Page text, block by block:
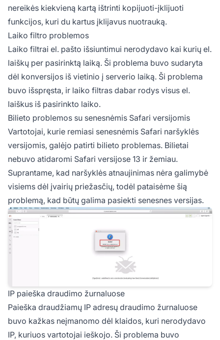
nereikės kiekvieną kartą ištrinti kopijuoti-įklijuoti
funkcijos, kuri du kartus įklijavus nuotrauką.
Laiko filtro problemos
Laiko filtrai el. pašto išsiuntimui nerodydavo kai kurių el.
laiškų per pasirinktą laiką. Ši problema buvo sudaryta
dėl konversijos iš vietinio į serverio laiką. Ši problema
buvo išspręsta, ir laiko filtras dabar rodys visus el.
laiškus iš pasirinkto laiko.
Bilieto problemos su senesnėmis Safari versijomis
Vartotojai, kurie remiasi senesnėmis Safari naršyklės
versijomis, galėjo patirti bilieto problemas. Bilietai
nebuvo atidaromi Safari versijose 13 ir žemiau.
Suprantame, kad naršyklės atnaujinimas nėra galimybė
visiems dėl įvairių priežasčių, todėl pataisėme šią
problemą, kad būtų galima pasiekti senesnes versijas.
IP paieška draudimo žurnaluose
Paieška draudžiamų IP adresų draudimo žurnaluose
buvo kažkas neįmanomo dėl klaidos, kuri nerodydavo
IP, kuriuos vartotojai ieškojo. Ši problema buvo